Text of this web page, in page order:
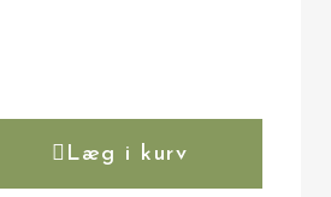
Læg i kurv